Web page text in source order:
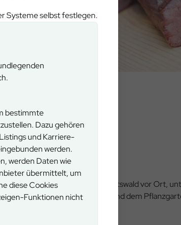
Systeme selbst festlegen.
bestimmte
Dazu gehören
und Karriere-
werden.
werden Daten wie
übermittelt, um
diese Cookies
Funktionen nicht
bewirtschaften den Staatswald vor Ort,
Forsttechnik in Bodenwöhr und dem